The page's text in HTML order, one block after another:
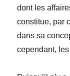
dont les
constitue, par
dans sa
cependant,